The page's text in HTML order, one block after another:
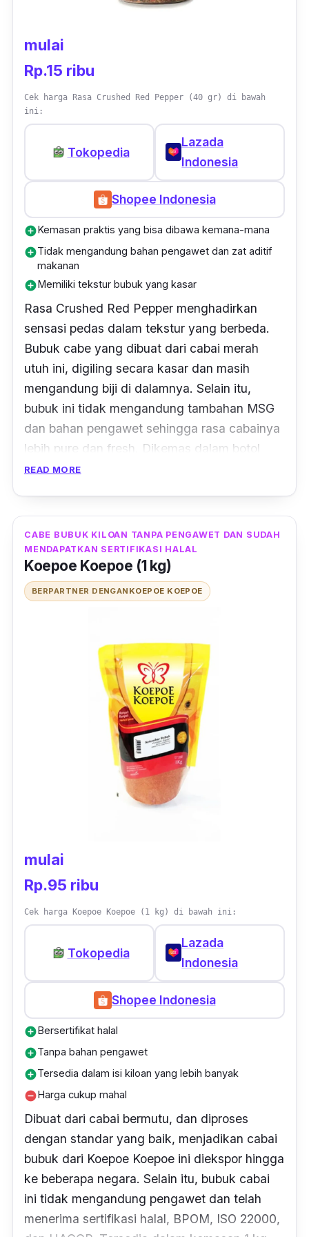
mulai
Rp.15 ribu
Cek harga Rasa Crushed Red Pepper (40 gr) di bawah
ini:
Tokopedia
Lazada
Indonesia
Shopee Indonesia
add_circleKemasan praktis yang bisa dibawa kemana-mana
add_circleTidak mengandung bahan pengawet dan zat aditif
makanan
add_circleMemiliki tekstur bubuk yang kasar
Rasa Crushed Red Pepper menghadirkan
sensasi pedas dalam tekstur yang berbeda.
Bubuk cabe yang dibuat dari cabai merah
utuh ini, digiling secara kasar dan masih
mengandung biji di dalamnya. Selain itu,
bubuk ini tidak mengandung tambahan MSG
dan bahan pengawet sehingga rasa cabainya
lebih pure dan fresh . Dikemas dalam botol
yang praktis, bubuk cabai ini cocok untuk
karena tidak mengandung bahan pengawet
dan zat aditif. Rasa Crushed Red Pepper
cocok jadi teman hidangan seperti pasta,
kentang goreng, dan menu berbahan daging.
READ MORE
CABE BUBUK KILOAN TANPA PENGAWET DAN SUDAH
MENDAPATKAN SERTIFIKASI HALAL
Koepoe Koepoe (1 kg)
BERPARTNER DENGAN KOEPOE KOEPOE
mulai
Rp.95 ribu
Cek harga Koepoe Koepoe (1 kg) di bawah ini:
Tokopedia
Lazada
Indonesia
Shopee Indonesia
add_circleBersertifikat halal
add_circleTanpa bahan pengawet
add_circleTersedia dalam isi kiloan yang lebih banyak
remove_circleHarga cukup mahal
Dibuat dari cabai bermutu, dan diproses
dengan standar yang baik, menjadikan cabai
bubuk dari Koepoe Koepoe ini diekspor hingga
ke beberapa negara. Selain itu, bubuk cabai
ini tidak mengandung pengawet dan telah
menerima sertifikasi halal, BPOM, ISO 22000,